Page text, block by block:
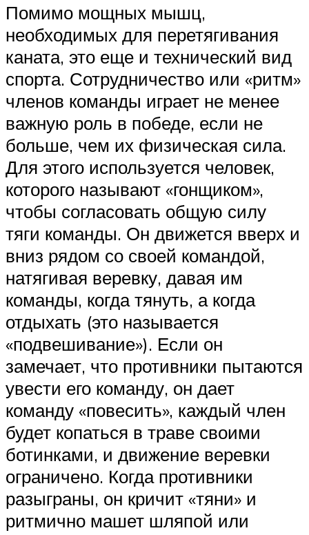
Помимо мощных мышц,
необходимых для перетягивания
каната, это еще и технический вид
спорта. Сотрудничество или «ритм»
членов команды играет не менее
важную роль в победе, если не
больше, чем их физическая сила.
Для этого используется человек,
которого называют «гонщиком»,
чтобы согласовать общую силу
тяги команды. Он движется вверх и
вниз рядом со своей командой,
натягивая веревку, давая им
команды, когда тянуть, а когда
отдыхать (это называется
«подвешивание»). Если он
замечает, что противники пытаются
увести его команду, он дает
команду «повесить», каждый член
будет копаться в траве своими
ботинками, и движение веревки
ограничено. Когда противники
разыграны, он кричит «тяни» и
ритмично машет шляпой или